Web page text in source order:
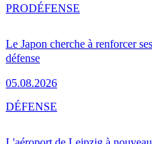
Le Japon cherche à renforcer
défense
05.08.2026
PRODÉFENSE
DÉFENSE